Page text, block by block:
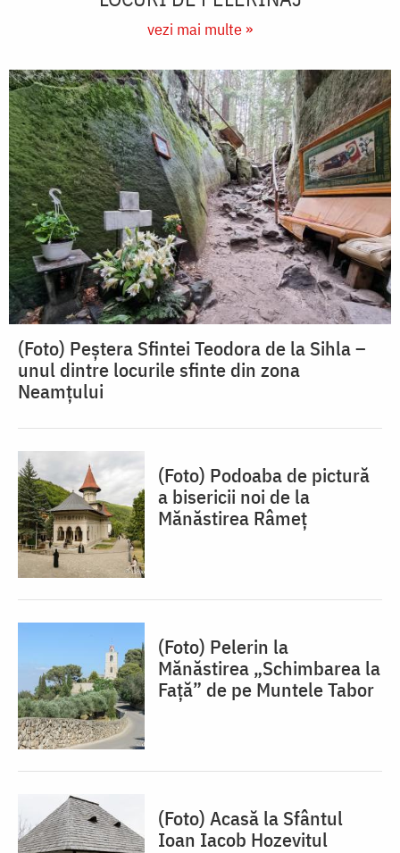
vezi mai multe »
(Foto) Peștera Sfintei Teodora de la Sihla –
unul dintre locurile sfinte din zona
Neamțului
(Foto) Podoaba de pictură
a bisericii noi de la
Mănăstirea Râmeț
(Foto) Pelerin la
Mănăstirea „Schimbarea la
Față” de pe Muntele Tabor
(Foto) Acasă la Sfântul
Ioan Iacob Hozevitul